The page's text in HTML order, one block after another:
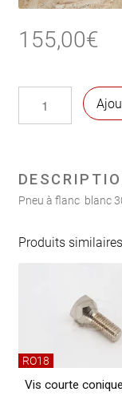
155,00€
à
flanc
Pneu à flanc blanc
Produits similaires
RO18
Vis courte